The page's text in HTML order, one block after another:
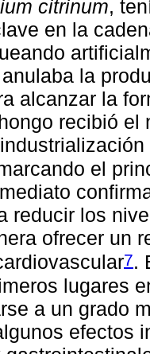
citrinum,
en la
la
alcanzar la
recibió
el
reducir los
ofrecer un
7.
lugares
a un grado
efectos